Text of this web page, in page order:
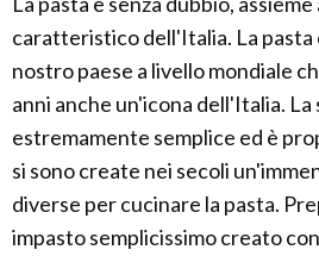
caratteristico dell'Italia. La pasta
nostro paese a livello mondiale
anni anche un'icona dell'Italia. La
estremamente semplice ed è
si sono create nei secoli
diverse per cucinare la pasta.
impasto semplicissimo creato